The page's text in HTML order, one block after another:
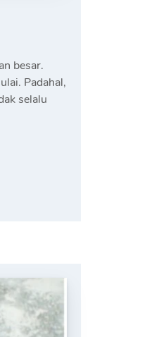
besar.
Padahal,
selalu